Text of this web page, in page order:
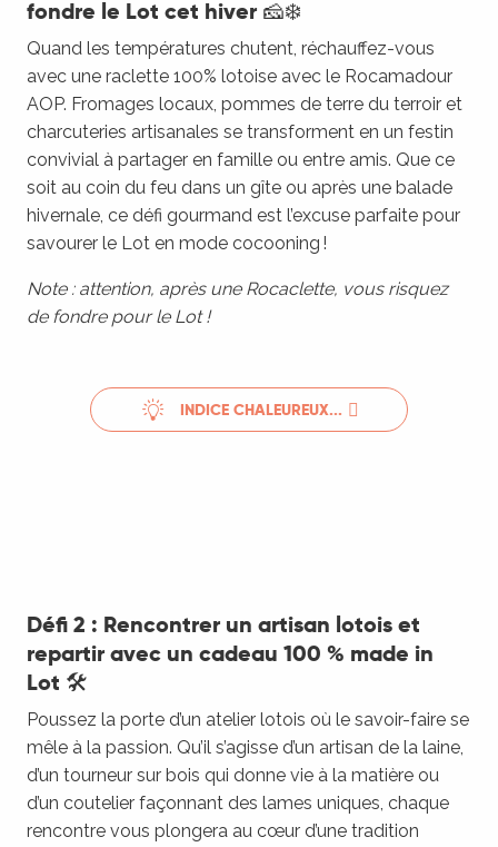
fondre le Lot cet hiver 🧀❄️
Quand les températures chutent, réchauffez-vous
avec une raclette 100% lotoise avec le Rocamadour
AOP. Fromages locaux, pommes de terre du terroir et
charcuteries artisanales se transforment en un festin
convivial à partager en famille ou entre amis. Que ce
soit au coin du feu dans un gîte ou après une balade
hivernale, ce défi gourmand est l’excuse parfaite pour
savourer le Lot en mode cocooning !
Note : attention, après une Rocaclette, vous risquez
de fondre pour le Lot !
INDICE CHALEUREUX...
Défi 2 : Rencontrer un artisan lotois et
repartir avec un cadeau 100 % made in
Lot 🛠️
Poussez la porte d’un atelier lotois où le savoir-faire se
mêle à la passion. Qu’il s’agisse d’un artisan de la laine,
d’un tourneur sur bois qui donne vie à la matière ou
d’un coutelier façonnant des lames uniques, chaque
rencontre vous plongera au cœur d’une tradition